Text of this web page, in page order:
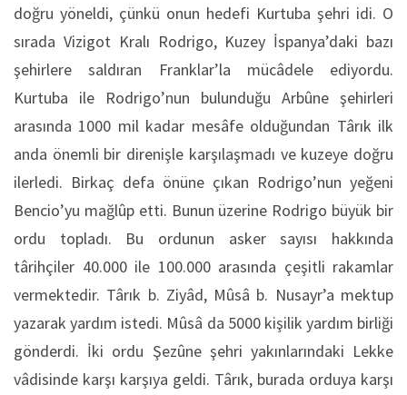
doğru yöneldi, çünkü onun hedefi Kurtuba şehri idi. O
sırada Vizigot Kralı Rodrigo, Kuzey İspanya’daki bazı
şehirlere saldıran Franklar’la mücâdele ediyordu.
Kurtuba ile Rodrigo’nun bulunduğu Arbûne şehirleri
arasında 1000 mil kadar mesâfe olduğundan Târık ilk
anda önemli bir direnişle karşılaşmadı ve kuzeye doğru
ilerledi. Birkaç defa önüne çıkan Rodrigo’nun yeğeni
Bencio’yu mağlûp etti. Bunun üzerine Rodrigo büyük bir
ordu topladı. Bu ordunun asker sayısı hakkında
târihçiler 40.000 ile 100.000 arasında çeşitli rakamlar
vermektedir. Târık b. Ziyâd, Mûsâ b. Nusayr’a mektup
yazarak yardım istedi. Mûsâ da 5000 kişilik yardım birliği
gönderdi. İki ordu Şezûne şehri yakınlarındaki Lekke
vâdisinde karşı karşıya geldi. Târık, burada orduya karşı